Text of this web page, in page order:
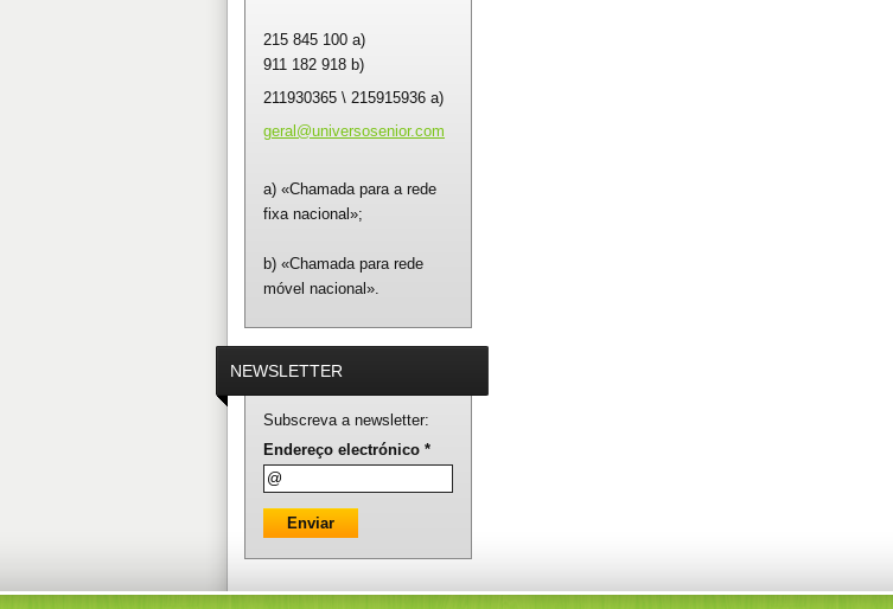
215 845 100 a)
911 182 918 b)
211930365 \ 215915936 a)
geral@universosenior.com
a) «Chamada para a rede
fixa nacional»;
b) «Chamada para rede
móvel nacional».
NEWSLETTER
Subscreva a newsletter:
Endereço electrónico *